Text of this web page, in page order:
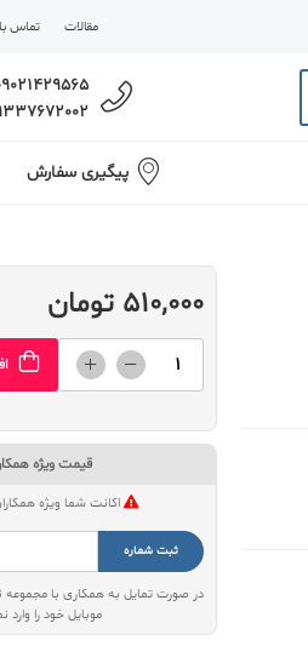
مقالات تماس
پیگیری سفارش
510,000 تومان
قیمت ویژه
اکانت شما ویژه
ثبت شماره
در صورت تمایل به همکاری با مجموعه
موبایل خود را وارد